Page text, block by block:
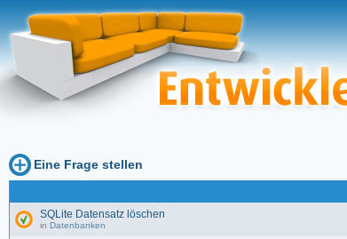
Eine Frage stellen
SQLite Datensatz löschen
in Datenbanken